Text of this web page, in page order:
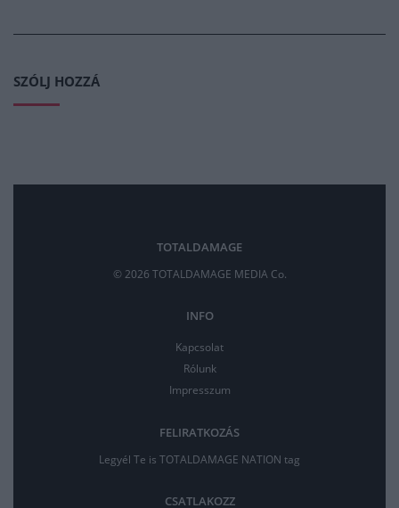
SZÓLJ HOZZÁ
TOTALDAMAGE
© 2026 TOTALDAMAGE MEDIA Co.
INFO
Kapcsolat
Rólunk
Impresszum
FELIRATKOZÁS
Legyél Te is TOTALDAMAGE NATION tag
CSATLAKOZZ